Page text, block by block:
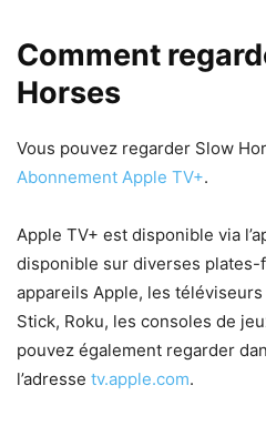
Comment
Horses
Vous pouvez regarder Slow
Abonnement Apple TV+.
Apple TV+ est disponible via
disponible sur diverses plates-
appareils Apple, les
Stick, Roku, les consoles de
pouvez également regarder
l’adresse tv.apple.com.